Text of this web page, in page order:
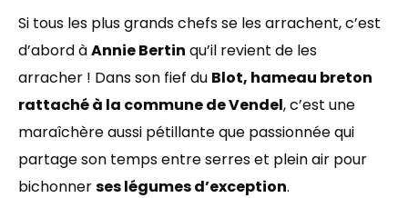
Si tous les plus grands chefs se les arrachent, c’est
d’abord àAnnie Bertin qu’il revient de les
arracher ! Dans son fief du Blot, hameau breton
rattaché à la commune de Vendel, c’est une
maraîchère aussi pétillante que passionnée qui
partage son temps entre serres et plein air pour
bichonnerses légumes d’exception.